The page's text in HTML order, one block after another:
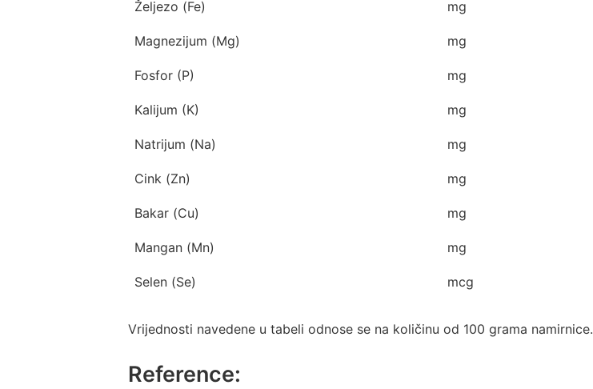
Željezo (Fe) mg
Magnezijum (Mg) mg
Fosfor (P) mg
Kalijum (K) mg
Natrijum (Na) mg
Cink (Zn) mg
Bakar (Cu) mg
Mangan (Mn) mg
Selen (Se) mcg
Vrijednosti navedene u tabeli odnose se na količinu od 100 grama namirnice.
Reference: